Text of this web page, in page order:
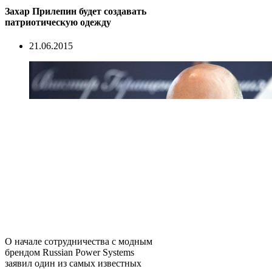
Захар Прилепин будет создавать
патриотическую одежду
21.06.2015
О начале сотрудничества с модным
брендом Russian Power Systems
заявил один из самых известных